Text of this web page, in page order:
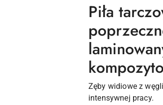
Piła
Zęby widiowe z
intensywnej pracy.